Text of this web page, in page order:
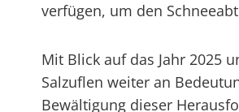
verfügen, um den
Mit Blick auf das Jahr 2025
Salzuflen weiter an
Bewältigung dieser